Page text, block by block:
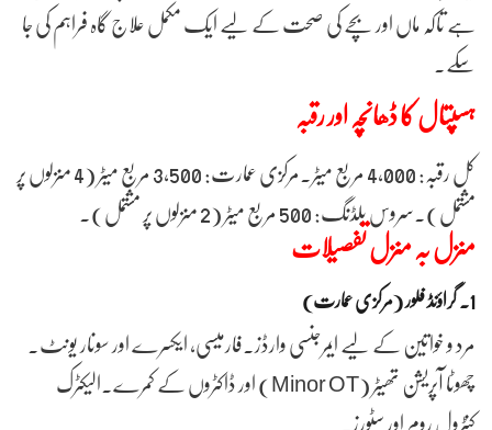
ہے تاکہ ماں اور بچے کی صحت کے لیے ایک مکمل علاج گاہ فراہم کی جا
سکے۔
ہسپتال کا ڈھانچہ اور رقبہ
کل رقبہ: 4,000 مربع میٹر۔مرکزی عمارت: 3,500 مربع میٹر (4 منزلوں پر
مشتمل)۔سروس بلڈنگ: 500 مربع میٹر (2 منزلوں پر مشتمل)۔
منزل بہ منزل تفصیلات
1. گراؤنڈ فلور (مرکزی عمارت)
مرد و خواتین کے لیے ایمرجنسی وارڈز۔فارمیسی، ایکسرے اور سونار یونٹ۔
چھوٹا آپریشن تھیٹر (Minor OT) اور ڈاکٹروں کے کمرے۔الیکٹرک